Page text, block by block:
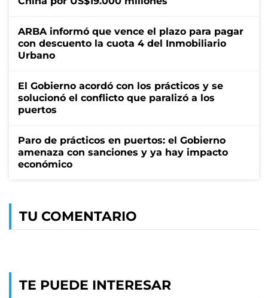
ARBA informó que vence el plazo para pagar
con descuento la cuota 4 del Inmobiliario
Urbano
El Gobierno acordó con los prácticos y se
solucionó el conflicto que paralizó a los
puertos
Paro de prácticos en puertos: el Gobierno
amenaza con sanciones y ya hay impacto
económico
TU COMENTARIO
TE PUEDE INTERESAR